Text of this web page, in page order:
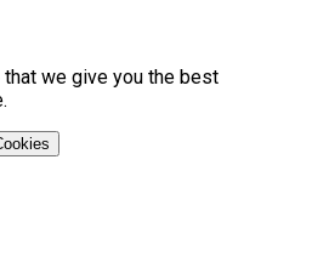
we give you the best